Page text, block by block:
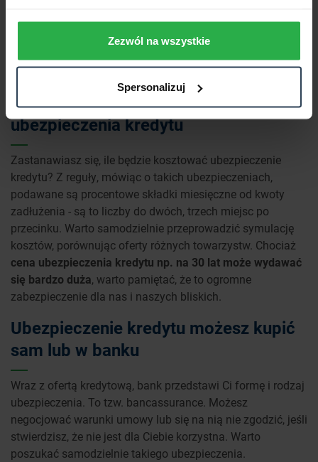
Zezwól na wszystkie
Spersonalizuj
ZNAJDŹ NASZĄ PLACÓWKĘ
Warto zrobić symulację kosztów
ubezpieczenia kredytu
Zastanawiasz się, ile będzie kosztować ubezpieczenie
kredytu? Z reguły, mówiąc o takich ubezpieczeniach,
podawane są procentowe składki miesięczne od kwoty
zadłużenia - są to liczby do dwóch, trzech miejsc po
przecinku. Warto samodzielnie przeprowadzić symulację
kosztów, porównując oferty różnych towarzystw. Chociaż
cena ubezpieczenia kredytu np. na 30 lat może wydawać
się bardzo duża, warto pamiętać, że to ogromne
zabezpieczenie dla nas i naszych bliskich.
Ubezpieczenie kredytu możesz kupić
sam lub w banku
Wraz z ofertą kredytową, bank przedstawi Ci formę i rodzaj
ubezpieczenia. To tzw. bancassurance. Możesz
negocjować warunki umowy lub się na nią nie zgodzić, jeśli
stwierdzisz, że nie jest dla Ciebie korzystna. Warto
poszukać samodzielnie takiego ubezpieczenia.